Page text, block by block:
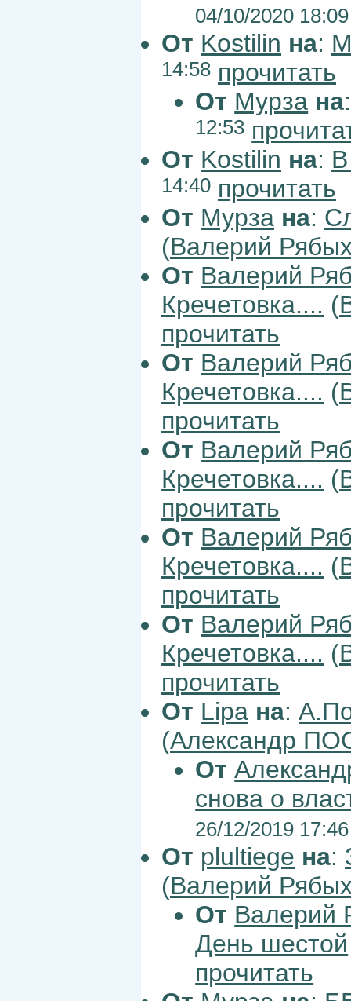
04/10/2020 18:09
От Kostilin на:
14:58 прочитать
От Мурза на
12:53
От Kostilin на:
14:40 прочитать
От Мурза на:
(Валерий
От Валерий
Кречетовка.... (
прочитать
От Валерий
Кречетовка.... (
прочитать
От Валерий
Кречетовка.... (
прочитать
От Валерий
Кречетовка.... (
прочитать
От Валерий
Кречетовка.... (
прочитать
От Lipa на:
(Александр
От
снова о
26/12/2019 17:46
От plultiege на:
(Валерий
От Валерий
День шестой
прочитать